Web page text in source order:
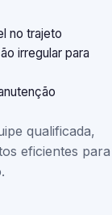
no trajeto
irregular para
qualificada,
eficientes para